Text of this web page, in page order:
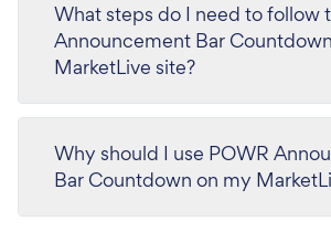
What steps do I need to follow
Announcement Bar
MarketLive site?
Why should I use POWR
Bar Countdown on my